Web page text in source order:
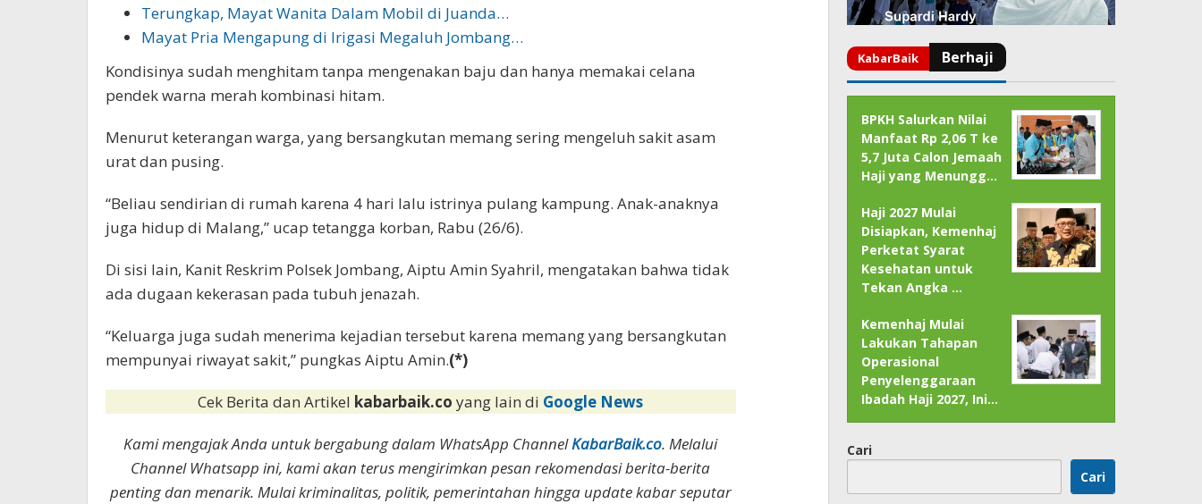
Terungkap, Mayat Wanita Dalam Mobil di Juanda…
Mayat Pria Mengapung di Irigasi Megaluh Jombang…
Kondisinya sudah menghitam tanpa mengenakan baju dan hanya memakai celana
pendek warna merah kombinasi hitam.
Menurut keterangan warga, yang bersangkutan memang sering mengeluh sakit asam
urat dan pusing.
“Beliau sendirian di rumah karena 4 hari lalu istrinya pulang kampung. Anak-anaknya
juga hidup di Malang,” ucap tetangga korban, Rabu (26/6).
Di sisi lain, Kanit Reskrim Polsek Jombang, Aiptu Amin Syahril, mengatakan bahwa tidak
ada dugaan kekerasan pada tubuh jenazah.
“Keluarga juga sudah menerima kejadian tersebut karena memang yang bersangkutan
mempunyai riwayat sakit,” pungkas Aiptu Amin.(*)
Cek Berita dan Artikel kabarbaik.coyang lain di Google News
Kami mengajak Anda untuk bergabung dalam WhatsApp ChannelKabarBaik.co. Melalui
Channel Whatsapp ini, kami akan terus mengirimkan pesan rekomendasi berita-berita
penting dan menarik. Mulai kriminalitas, politik, pemerintahan hingga update kabar seputar
BPKH Salurkan Nilai
Manfaat Rp 2,06 T ke
5,7 Juta Calon Jemaah
Haji yang Menungg…
Haji 2027 Mulai
Disiapkan, Kemenhaj
Perketat Syarat
Kesehatan untuk
Tekan Angka …
Kemenhaj Mulai
Lakukan Tahapan
Operasional
Penyelenggaraan
Ibadah Haji 2027, Ini…
Cari
Cari